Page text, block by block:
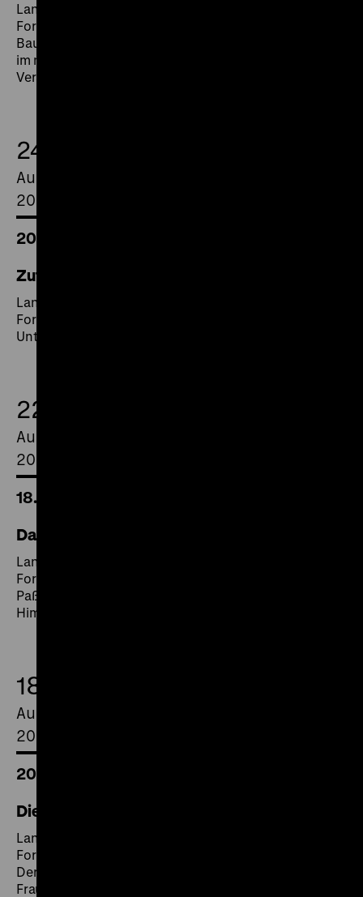
Land und Jahr: D 1928/1930
Format: 35mm
Bau des Rathauses Wedding / Berlin 1927 II / Vorwärts
im neuen Berlin / Die Markthallen und Märkte als
Versorgungsstätten Groß-Berlins / Im Schatten der…
24.
August
2021
20.00 Uhr
Zuflucht
Land und Jahr: D 1928
Format: 35mm
Untergrundbahnbau / Zuflucht
22.
August
2021
18.00 Uhr
Das Blaue vom Himmel
Land und Jahr: D/AT 1925
Format: Digital SD
Paß auf! Ein Berliner Verkehrsfilm / Das Blaue vom
Himmel
18.
August
2021
20.00 Uhr
Die siebente Nacht
Land und Jahr: D 1925
Format: 35 mm
Der Spiel- und Sportplatz im neuen und alten Berlin /
Frauensport / Die siebente Nacht